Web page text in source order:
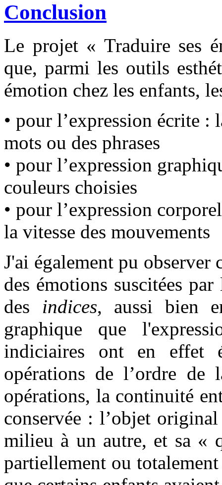
Conclusion
Le projet « Traduire ses
que, parmi les outils
émotion chez les enfants,
• pour l’expression écrite
mots ou des phrases
• pour l’expression
couleurs choisies
• pour l’expression
la vitesse des mouvements
J'ai également pu observer
des émotions suscitées
des indices, aussi bien
graphique que
indiciaires ont en effet
opérations de l’ordre de
opérations, la continuité
conservée : l’objet
milieu à un autre, et sa «
partiellement ou